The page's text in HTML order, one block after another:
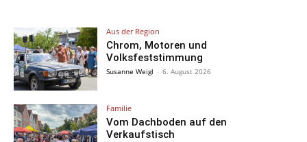
Aus der Region
Chrom, Motoren und
Volksfeststimmung
Susanne Weigl - 6. August 2026
Familie
Vom Dachboden auf den
Verkaufstisch